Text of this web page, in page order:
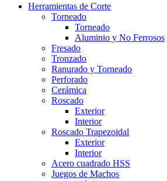
Herramientas de Corte
Torneado
Torneado
Aluminio y No Ferrosos
Fresado
Tronzado
Ranurado y Torneado
Perforado
Cerámica
Roscado
Exterior
Interior
Roscado Trapezoidal
Exterior
Interior
Acero cuadrado HSS
Juegos de Machos